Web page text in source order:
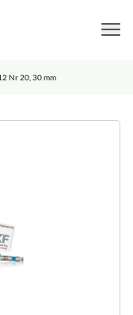
Nr 20, 30 mm